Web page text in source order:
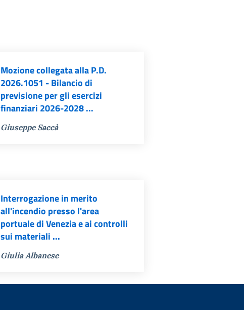
Mozione collegata alla P.D.
2026.1051 - Bilancio di
previsione per gli esercizi
finanziari 2026-2028 ...
Giuseppe Saccà
Interrogazione in merito
all'incendio presso l'area
portuale di Venezia e ai controlli
sui materiali ...
Giulia Albanese